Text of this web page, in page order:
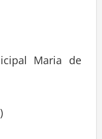
Maria de